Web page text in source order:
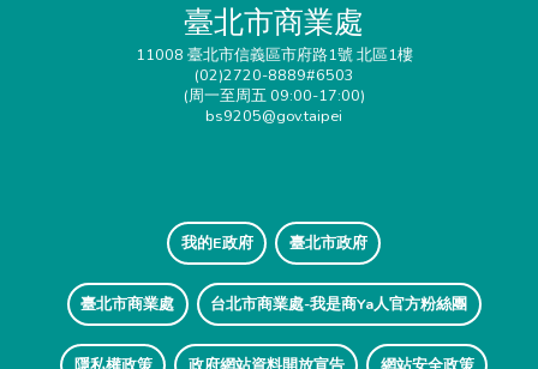
臺北市商業處
11008 臺北市信義區市府路1號 北區1樓
(02)2720-8889#6503
(周一至周五 09:00-17:00)
bs9205@gov.taipei
我的E政府 臺北市政府
臺北市商業處 台北市商業處-我是商Ya人官方粉絲團